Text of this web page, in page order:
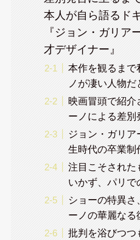
本人が自ら語るド
『ジョン・ガリ
才デザイナー』
本作を観るまで
ノが凄い人物
映画冒頭で紹介
ーノによる差別
ジョン・ガリア
生時代の卒業制
注目こそされた
いかず、パリで
ショーの特異さ
ーノの華麗なる
批判を浴びつつ